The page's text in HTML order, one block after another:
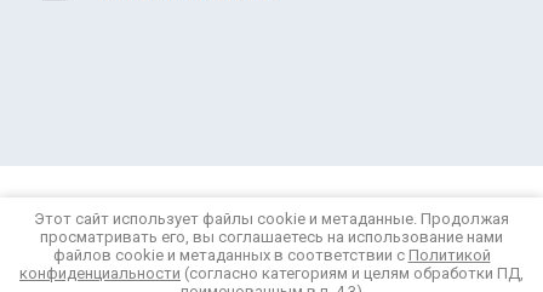
© 2012 - 2026 Катера Сибири
Политика конфиденциальности
Этот сайт использует файлы cookie и метаданные. Продолжая
просматривать его, вы соглашаетесь на использование нами
файлов cookie и метаданных в соответствии с Политикой
конфиденциальности (согласно категориям и целям обработки ПД,